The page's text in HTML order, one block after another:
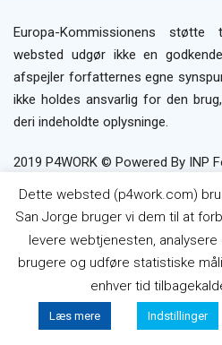
Europa-Kommissionens
websted udgør ikke en
afspejler forfatternes egne
ikke holdes ansvarlig for den
deri indeholdte oplysninge.
2019 P4WORK © Powered
Brugerbetingelser
Dette websted (p4work.com)
San Jorge bruger vi dem til at
levere webtjenesten,
brugere og udføre statistiske
enhver tid
Læs mere Indstillinger